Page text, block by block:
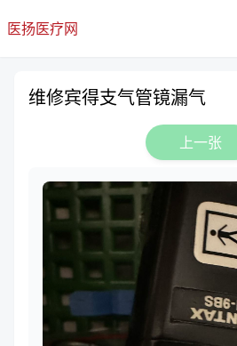
医扬医疗网
维修宾得支气管镜漏气
上一张